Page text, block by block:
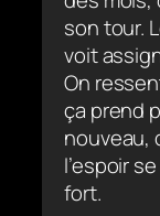
son tour.
voit
On
ça prend
nouveau,
l’espoir
fort.